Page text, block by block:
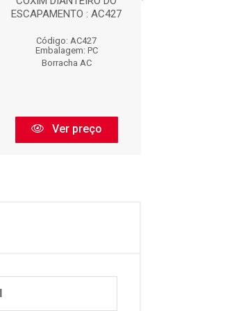
ESCAPAMENTO : AC427
Código: AC427
Embalagem: PC
Borracha AC
Ver preço